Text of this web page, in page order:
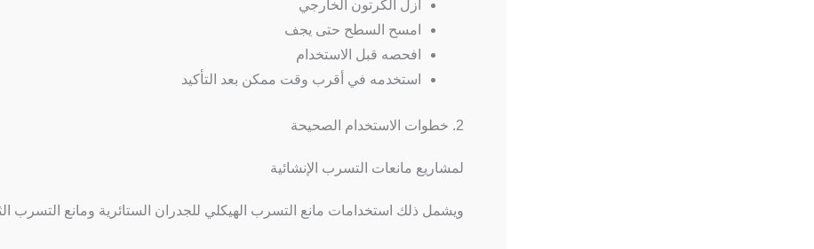
أزل الكرتون الخارجي
امسح السطح حتى يجف
افحصه قبل الاستخدام
استخدمه في أقرب وقت ممكن بعد التأكيد
2. خطوات الاستخدام الصحيحة
لمشاريع مانعات التسرب الإنشائية
ويشمل ذلك استخدامات مانع التسرب الهيكلي للجدران الستائرية ومانع التسرب